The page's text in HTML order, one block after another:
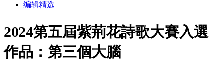
编辑精选
2024第五屆紫荊花詩歌大賽入選
作品：第三個大腦